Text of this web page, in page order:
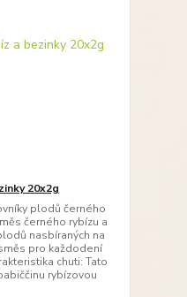
20x2g
plodů černého
černého rybízu a
nasbíraných na
pro každodení
chuti: Tato
rybízovou